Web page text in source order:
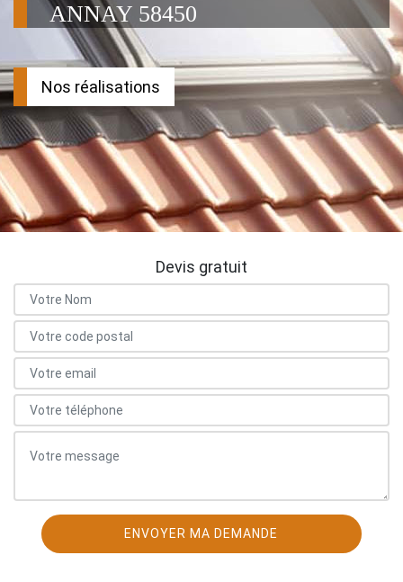
ANNAY 58450
Nos réalisations
Devis gratuit